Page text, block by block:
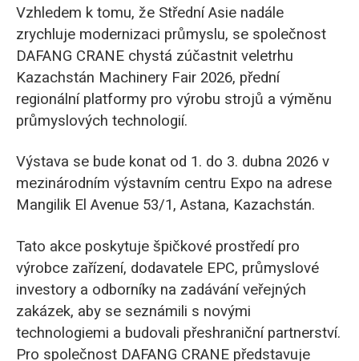
Vzhledem k tomu, že Střední Asie nadále
zrychluje modernizaci průmyslu, se společnost
DAFANG CRANE chystá zúčastnit veletrhu
Kazachstán Machinery Fair 2026, přední
regionální platformy pro výrobu strojů a výměnu
průmyslových technologií.
Výstava se bude konat od 1. do 3. dubna 2026 v
mezinárodním výstavním centru Expo na adrese
Mangilik El Avenue 53/1, Astana, Kazachstán.
Tato akce poskytuje špičkové prostředí pro
výrobce zařízení, dodavatele EPC, průmyslové
investory a odborníky na zadávání veřejných
zakázek, aby se seznámili s novými
technologiemi a budovali přeshraniční partnerství.
Pro společnost DAFANG CRANE představuje